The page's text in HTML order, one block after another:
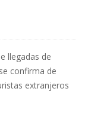
llegadas de
confirma de
extranjeros